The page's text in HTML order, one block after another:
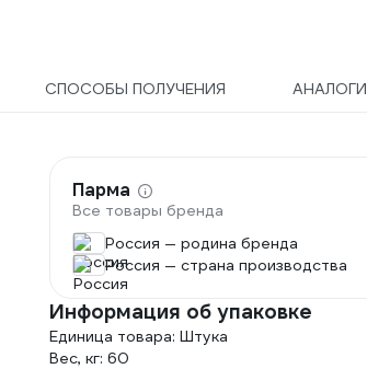
СПОСОБЫ ПОЛУЧЕНИЯ АНАЛОГИ
Парма
Все товары бренда
Россия — родина бренда
Россия — страна производства
Информация об упаковке
Единица товара: Штука
Вес, кг: 60